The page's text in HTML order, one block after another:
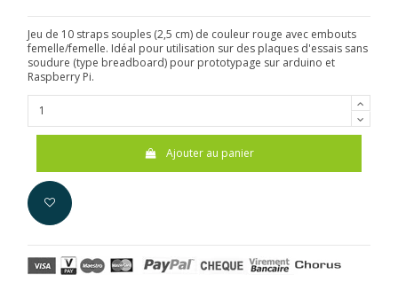
Jeu de 10 straps souples (2,5 cm) de couleur rouge avec embouts
femelle/femelle. Idéal pour utilisation sur des plaques d'essais sans
soudure (type breadboard) pour prototypage sur arduino et
Raspberry Pi.
Ajouter au panier